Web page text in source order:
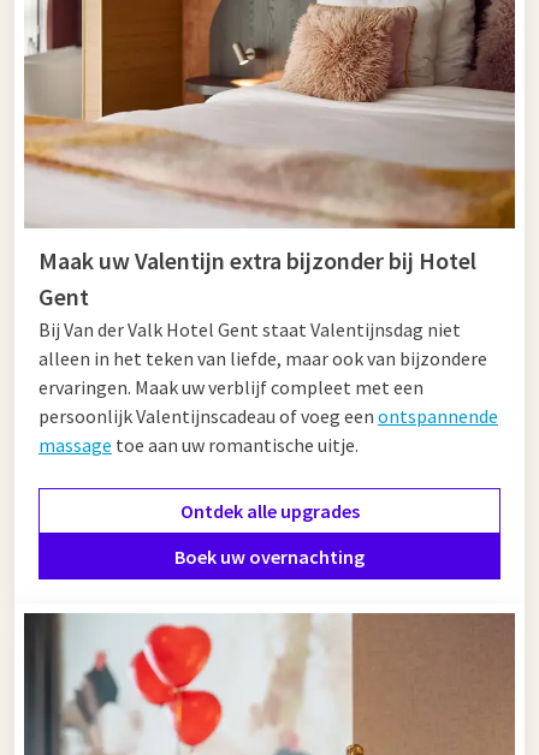
Maak uw Valentijn extra bijzonder bij Hotel
Gent
Bij Van der Valk Hotel Gent staat Valentijnsdag niet
alleen in het teken van liefde, maar ook van bijzondere
ervaringen. Maak uw verblijf compleet met een
persoonlijk Valentijnscadeau of voeg een ontspannende
massage toe aan uw romantische uitje.
Ontdek alle upgrades
Boek uw overnachting